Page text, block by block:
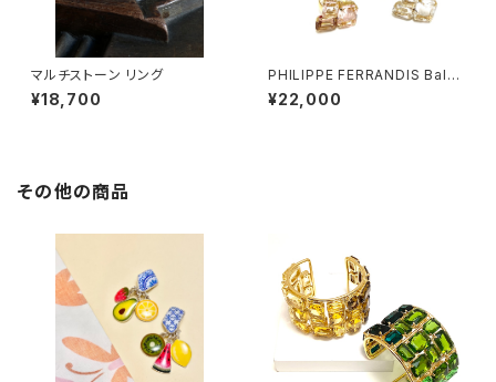
マルチストーン リング
¥18,700
PHILIPPE FERRANDIS Balé
ares リング
¥22,000
その他の商品